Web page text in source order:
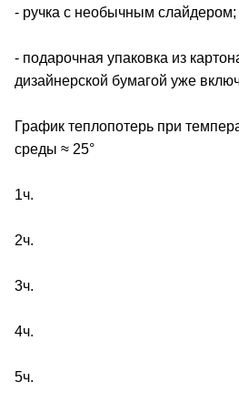
- ручка с необычным слайдером;
- подарочная упаковка из
дизайнерской бумагой уже
График теплопотерь при
среды ≈ 25°
1ч.
2ч.
3ч.
4ч.
5ч.